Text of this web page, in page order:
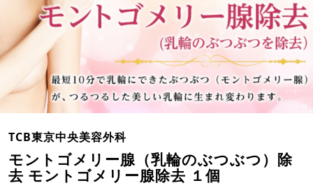
TCB東京中央美容外科
モントゴメリー腺（乳輪のぶつぶつ）除
去 モントゴメリー腺除去 １個